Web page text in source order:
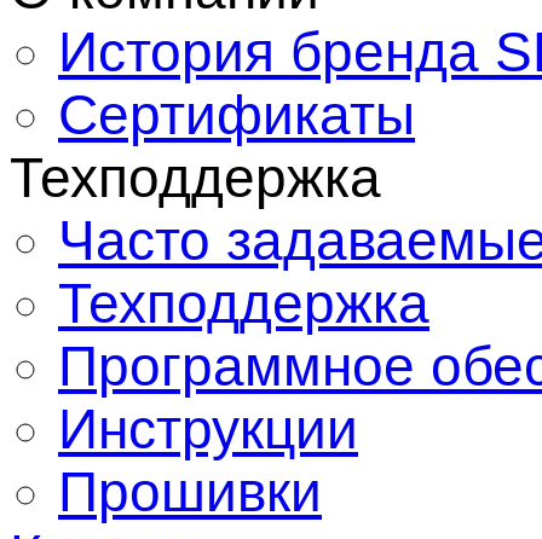
История бренда
Сертификаты
Техподдержка
Часто
Техподдержка
Программное
Инструкции
Прошивки